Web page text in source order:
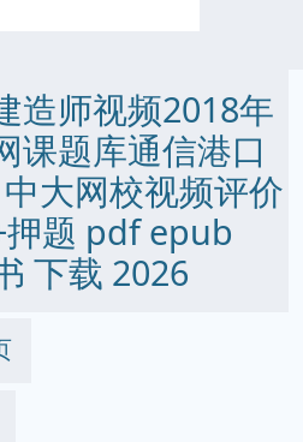
造师视频2018年
课题库通信港口
大网校视频评价
题 pdf epub
下载 2026